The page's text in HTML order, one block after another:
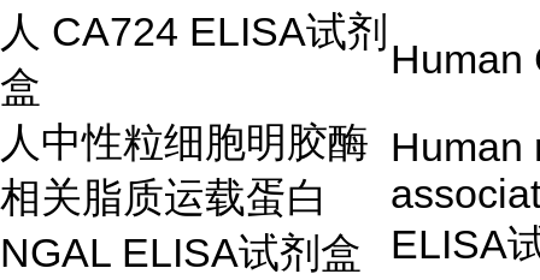
人 CA724 ELISA试剂
盒
Human
人中性粒细胞明胶酶
相关脂质运载蛋白
NGAL ELISA试剂盒
Human
ELISA